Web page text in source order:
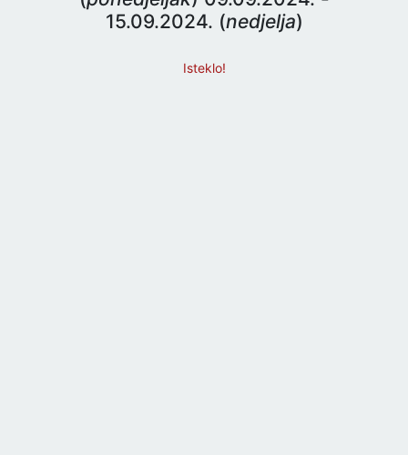
15.09.2024. (nedjelja)
Isteklo!